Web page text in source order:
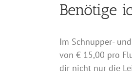
Benötige
Im Schnupper-
von € 15,00 pro
dir nicht nur die